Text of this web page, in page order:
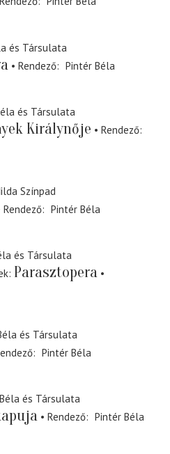
és Társulata
Rendező
Pintér Béla
és Társulata
Királynője
Rendező
Színpad
Rendező
Pintér Béla
és Társulata
Parasztopera
és Társulata
Pintér Béla
és Társulata
Rendező
Pintér Béla